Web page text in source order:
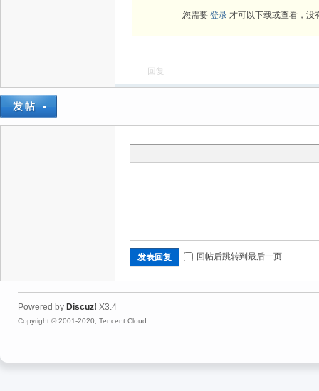
您需要 登录 才可以下载或查看，没
回复
发表回复 回帖后跳转到最后一页
Powered by Discuz! X3.4
Copyright © 2001-2020, Tencent Cloud.